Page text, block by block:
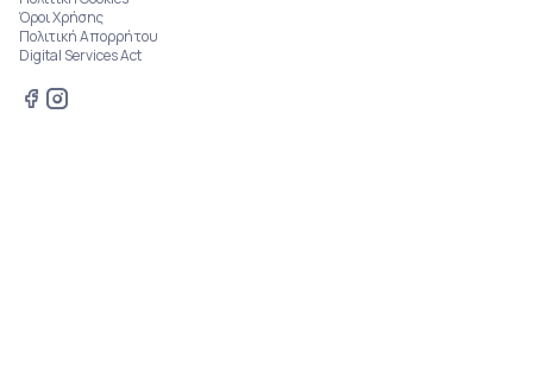
Όροι Χρήσης
Πολιτική Απορρήτου
Digital Services Act